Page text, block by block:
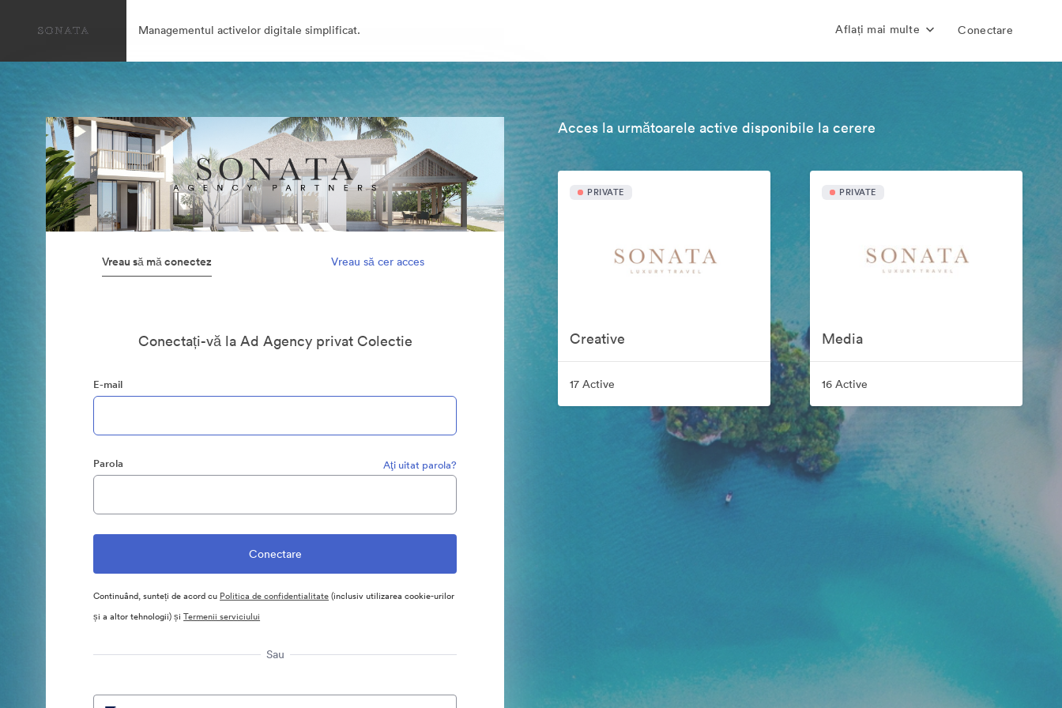
Managementul activelor digitale simplificat. Aflați mai multe Conectare
Vreau să mă conectez Vreau să cer acces
Conectați-vă la Ad Agency privat Colectie
E-mail
Parola Aţi uitat parola?
Continuând, sunteți de acord cu Politica de confidentialitate(inclusiv utilizarea cookie-urilor
și a altor tehnologii) șiTermenii serviciului
Sau
Acces la următoarele active disponibile la cerere
PRIVATE
Creative
17 Active
PRIVATE
Media
16 Active